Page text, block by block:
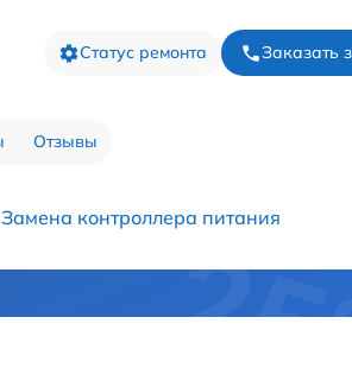
Статус ремонта Заказать
Отзывы
Замена контроллера питания